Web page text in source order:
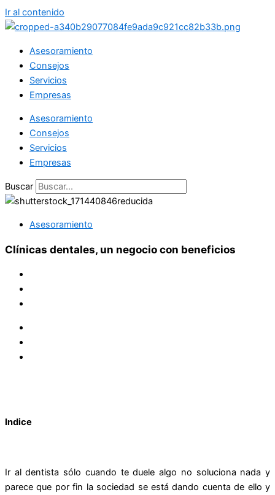
Ir al contenido
Asesoramiento
Consejos
Servicios
Empresas
Asesoramiento
Consejos
Servicios
Empresas
Buscar
Asesoramiento
Clínicas dentales, un negocio con beneficios
Indice
Ir al dentista sólo cuando te duele algo no soluciona nada y
parece que por fin la sociedad se está dando cuenta de ello y